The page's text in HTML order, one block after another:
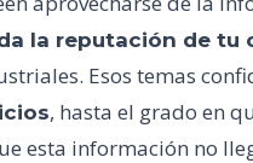
la reputación de tu
Esos temas
, hasta el grado en
esta información no